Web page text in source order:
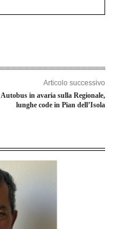
Articolo successivo
Autobus in avaria sulla Regionale,
lunghe code in Pian dell’Isola